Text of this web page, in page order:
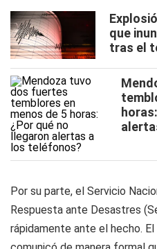
que
tras el
Por su parte, el Servicio
Respuesta ante Desastres
rápidamente ante el hecho.